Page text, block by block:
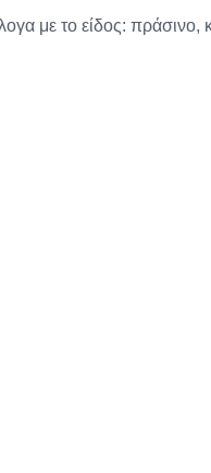
με το είδος: πράσινο,